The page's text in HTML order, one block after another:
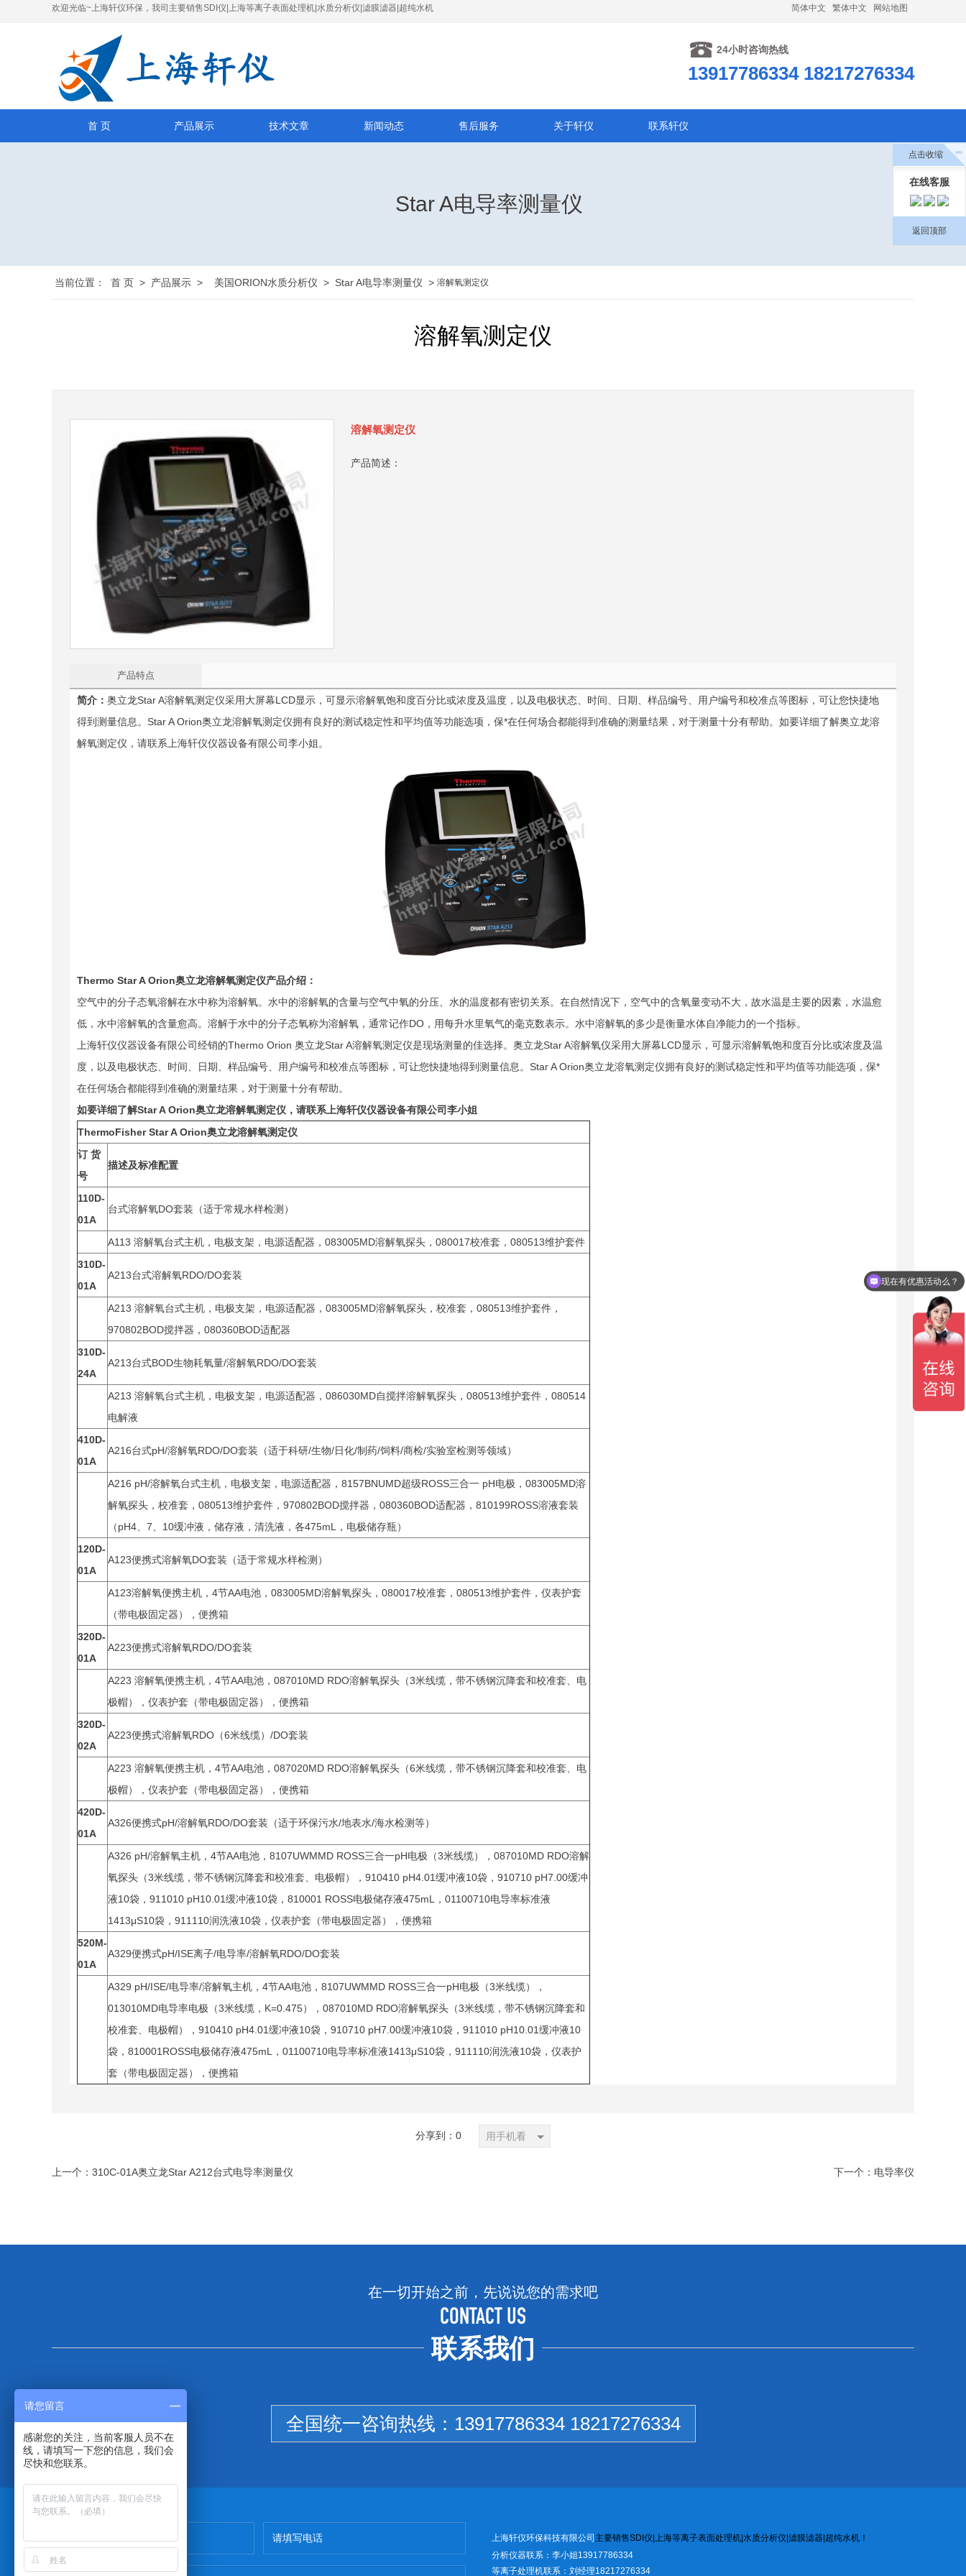
欢迎光临~上海轩仪环保，我司主要销售SDI仪|上海等离子表面处理机|水质分析仪|滤膜滤器|超纯水机 简体中文 繁体中文 网站地图
24小时咨询热线
13917786334 18217276334
首 页 产品展示 技术文章 新闻动态 售后服务 关于轩仪 联系轩仪
Star A电导率测量仪
当前位置： 首 页 > 产品展示 > 美国ORION水质分析仪 > Star A电导率测量仪 > 溶解氧测定仪
溶解氧测定仪
溶解氧测定仪
产品简述：
产品特点
简介： 奥立龙Star A溶解氧测定仪采用大屏幕LCD显示，可显示溶解氧饱和度百分比或浓度及温度，以及电极状态、时间、日期、样品编号、用户编号和校准点等图标，可让您快捷地
得到测量信息。Star A Orion奥立龙溶解氧测定仪拥有良好的测试稳定性和平均值等功能选项，保*在任何场合都能得到准确的测量结果，对于测量十分有帮助。如要详细了解奥立龙溶
解氧测定仪，请联系上海轩仪仪器设备有限公司李小姐。
Thermo Star A Orion奥立龙溶解氧测定仪产品介绍：
空气中的分子态氧溶解在水中称为溶解氧。水中的溶解氧的含量与空气中氧的分压、水的温度都有密切关系。在自然情况下，空气中的含氧量变动不大，故水温是主要的因素，水温愈
低，水中溶解氧的含量愈高。溶解于水中的分子态氧称为溶解氧，通常记作DO，用每升水里氧气的毫克数表示。水中溶解氧的多少是衡量水体自净能力的一个指标。
上海轩仪仪器设备有限公司经销的Thermo Orion 奥立龙Star A溶解氧测定仪是现场测量的佳选择。奥立龙Star A溶解氧仪采用大屏幕LCD显示，可显示溶解氧饱和度百分比或浓度及温
度，以及电极状态、时间、日期、样品编号、用户编号和校准点等图标，可让您快捷地得到测量信息。Star A Orion奥立龙溶氧测定仪拥有良好的测试稳定性和平均值等功能选项，保*
在任何场合都能得到准确的测量结果，对于测量十分有帮助。
如要详细了解Star A Orion奥立龙溶解氧测定仪，请联系上海轩仪仪器设备有限公司李小姐
ThermoFisher Star A Orion奥立龙溶解氧测定仪
订 货
号
描述及标准配置
110D-
01A
台式溶解氧DO套装（适于常规水样检测）
A113 溶解氧台式主机，电极支架，电源适配器，083005MD溶解氧探头，080017校准套，080513维护套件
310D-
01A
A213台式溶解氧RDO/DO套装
A213 溶解氧台式主机，电极支架，电源适配器，083005MD溶解氧探头，校准套，080513维护套件，
970802BOD搅拌器，080360BOD适配器
310D-
24A
A213台式BOD生物耗氧量/溶解氧RDO/DO套装
A213 溶解氧台式主机，电极支架，电源适配器，086030MD自搅拌溶解氧探头，080513维护套件，080514
电解液
410D-
01A
A216台式pH/溶解氧RDO/DO套装（适于科研/生物/日化/制药/饲料/商检/实验室检测等领域）
A216 pH/溶解氧台式主机，电极支架，电源适配器，8157BNUMD超级ROSS三合一 pH电极，083005MD溶
解氧探头，校准套，080513维护套件，970802BOD搅拌器，080360BOD适配器，810199ROSS溶液套装
（pH4、7、10缓冲液，储存液，清洗液，各475mL，电极储存瓶）
120D-
01A
A123便携式溶解氧DO套装（适于常规水样检测）
A123溶解氧便携主机，4节AA电池，083005MD溶解氧探头，080017校准套，080513维护套件，仪表护套
（带电极固定器），便携箱
320D-
01A
A223便携式溶解氧RDO/DO套装
A223 溶解氧便携主机，4节AA电池，087010MD RDO溶解氧探头（3米线缆，带不锈钢沉降套和校准套、电
极帽），仪表护套（带电极固定器），便携箱
320D-
02A
A223便携式溶解氧RDO（6米线缆）/DO套装
A223 溶解氧便携主机，4节AA电池，087020MD RDO溶解氧探头（6米线缆，带不锈钢沉降套和校准套、电
极帽），仪表护套（带电极固定器），便携箱
420D-
01A
A326便携式pH/溶解氧RDO/DO套装（适于环保污水/地表水/海水检测等）
A326 pH/溶解氧主机，4节AA电池，8107UWMMD ROSS三合一pH电极（3米线缆），087010MD RDO溶解
氧探头（3米线缆，带不锈钢沉降套和校准套、电极帽），910410 pH4.01缓冲液10袋，910710 pH7.00缓冲
液10袋，911010 pH10.01缓冲液10袋，810001 ROSS电极储存液475mL，01100710电导率标准液
1413μS10袋，911110润洗液10袋，仪表护套（带电极固定器），便携箱
520M-
01A
A329便携式pH/ISE离子/电导率/溶解氧RDO/DO套装
A329 pH/ISE/电导率/溶解氧主机，4节AA电池，8107UWMMD ROSS三合一pH电极（3米线缆），
013010MD电导率电极（3米线缆，K=0.475），087010MD RDO溶解氧探头（3米线缆，带不锈钢沉降套和
校准套、电极帽），910410 pH4.01缓冲液10袋，910710 pH7.00缓冲液10袋，911010 pH10.01缓冲液10
袋，810001ROSS电极储存液475mL，01100710电导率标准液1413μS10袋，911110润洗液10袋，仪表护
套（带电极固定器），便携箱
分享到： 0 用手机看
上一个： 310C-01A奥立龙Star A212台式电导率测量仪 下一个： 电导率仪
在一切开始之前，先说说您的需求吧
CONTACT US
联系我们
全国统一咨询热线： 13917786334 18217276334
上海轩仪环保科技有限公司 主要销售SDI仪|上海等离子表面处理机|水质分析仪|滤膜滤器|超纯水机！
分析仪器联系：李小姐13917786334
等离子处理机联系：刘经理18217276334
点击收缩
在线客服
返回顶部
现在有优惠活动么？
请您留言
感谢您的关注，当前客服人员不在
线，请填写一下您的信息，我们会
尽快和您联系。